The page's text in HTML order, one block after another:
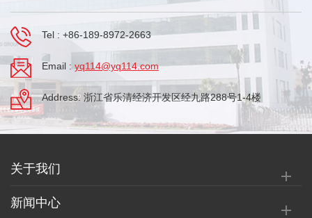
Tel : +86-189-8972-2663
Email : yq114@yq114.com
Address: 浙江省乐清经济开发区经九路288号1-4楼
关于我们
新闻中心